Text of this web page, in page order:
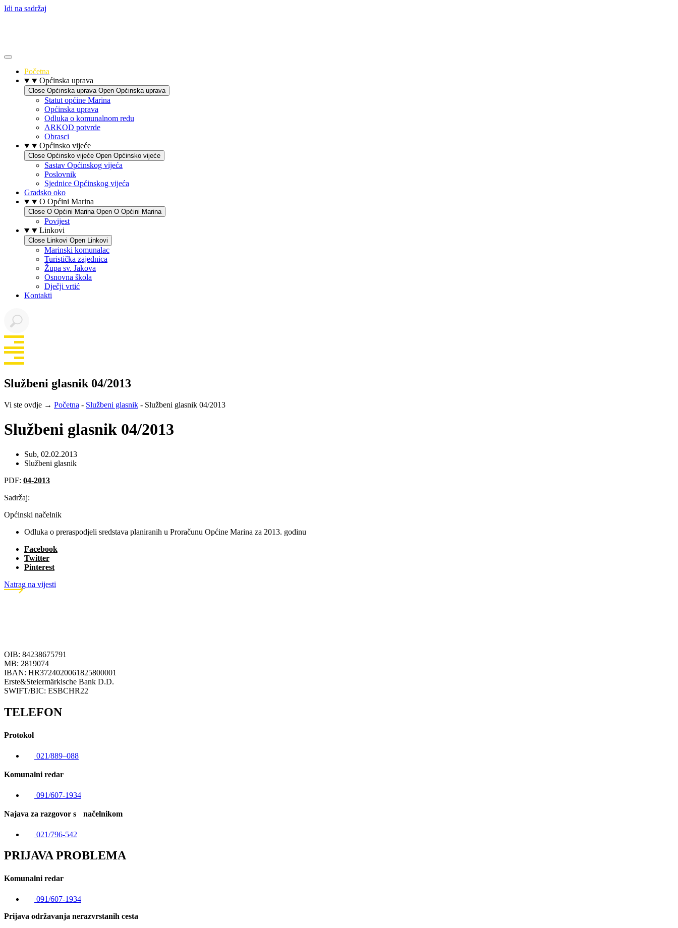
Idi na sadržaj
Početna
Općinska uprava
Close Općinska uprava Open Općinska uprava
Statut općine Marina
Općinska uprava
Odluka o komunalnom redu
ARKOD potvrde
Obrasci
Općinsko vijeće
Close Općinsko vijeće Open Općinsko vijeće
Sastav Općinskog vijeća
Poslovnik
Sjednice Općinskog vijeća
Gradsko oko
O Općini Marina
Close O Općini Marina Open O Općini Marina
Povijest
Linkovi
Close Linkovi Open Linkovi
Marinski komunalac
Turistička zajednica
Župa sv. Jakova
Osnovna škola
Dječji vrtić
Kontakti
Službeni glasnik 04/2013
Vi ste ovdje → Početna - Službeni glasnik - Službeni glasnik 04/2013
Službeni glasnik 04/2013
Sub, 02.02.2013
Službeni glasnik
PDF: 04-2013
Sadržaj:
Općinski načelnik
Odluka o preraspodjeli sredstava planiranih u Proračunu Općine Marina za 2013. godinu
Facebook
Twitter
Pinterest
Natrag na vijesti
OIB: 84238675791
MB: 2819074
IBAN: HR3724020061825800001
Erste&Steiermärkische Bank D.D.
SWIFT/BIC: ESBCHR22
TELEFON
Protokol
021/889–088
Komunalni redar
091/607-1934
Najava za razgovor s načelnikom
021/796-542
PRIJAVA PROBLEMA
Komunalni redar
091/607-1934
Prijava održavanja nerazvrstanih cesta